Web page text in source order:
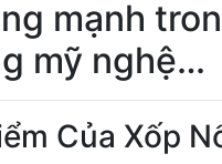
mạnh
mỹ nghệ…
Của Xốp